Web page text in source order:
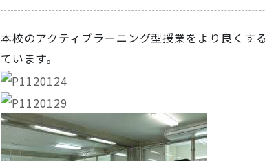
本校のアクティブラーニング型授業をより良く
ています。